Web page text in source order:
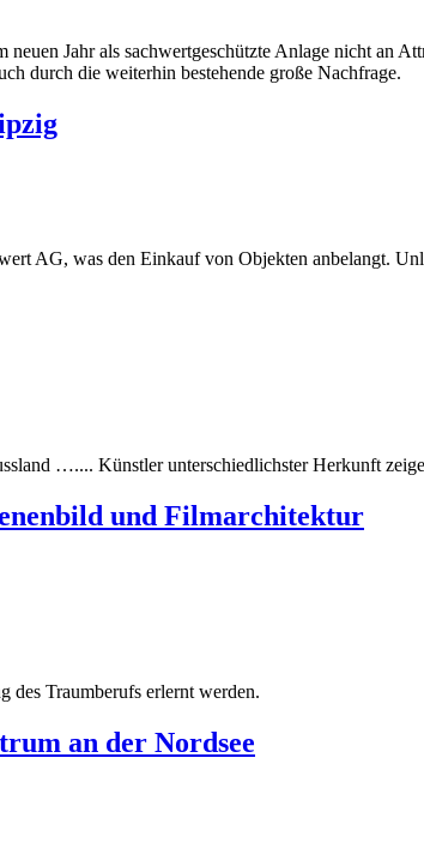
Jahr als sachwertgeschützte Anlage nicht an
durch die weiterhin bestehende große Nachfrage.
AG, was den Einkauf von Objekten anbelangt.
….... Künstler unterschiedlichster Herkunft
und Filmarchitektur
des Traumberufs erlernt werden.
an der Nordsee